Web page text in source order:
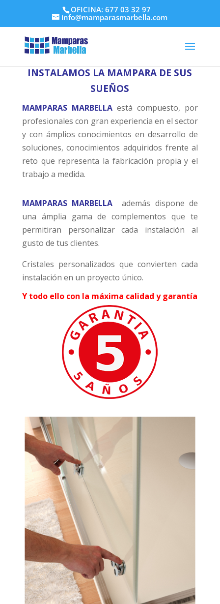
OFICINA: 677 03 32 97
info@mamparasmarbella.com
INSTALAMOS LA MAMPARA DE SUS
SUEÑOS
MAMPARAS MARBELLAestá compuesto, por
profesionales con gran experiencia en el sector
y con ámplios conocimientos en desarrollo de
soluciones, conocimientos adquiridos frente al
reto que representa la fabricación propia y el
trabajo a medida.
MAMPARAS MARBELLA además dispone de
una ámplia gama de complementos que te
permitiran personalizar cada instalación al
gusto de tus clientes.
Cristales personalizados que convierten cada
instalación en un proyecto único.
Y todo ello con la máxima calidad y garantía